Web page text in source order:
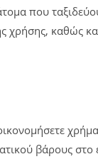
που
χρήσης, καθώς
βάρους